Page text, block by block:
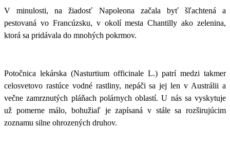
V minulosti, na žiadosť Napoleona začala byť šľachtená a
pestovaná vo Francúzsku, v okolí mesta Chantilly ako zelenina,
ktorá sa pridávala do mnohých pokrmov.
Potočnica lekárska (Nasturtium officinale L.) patrí medzi takmer
celosvetovo rastúce vodné rastliny, nepáči sa jej len v Austrálii a
večne zamrznutých pláňach polárnych oblastí. U nás sa vyskytuje
už pomerne málo, bohužiaľ je zapísaná v stále sa rozširujúcim
zoznamu silne ohrozených druhov.